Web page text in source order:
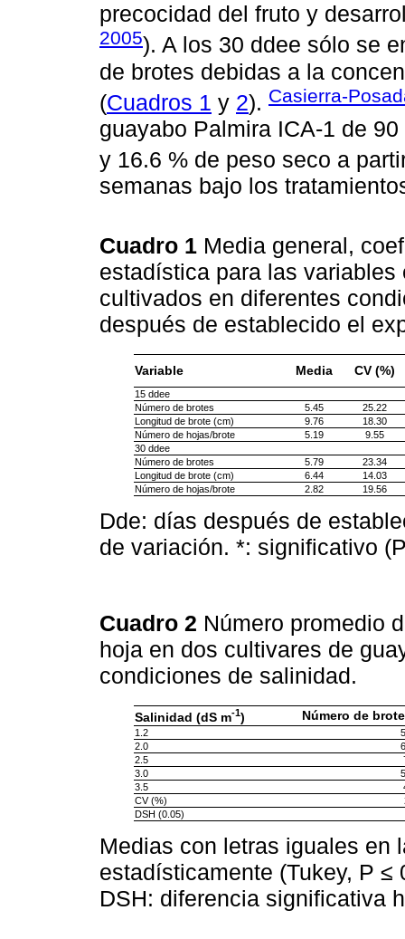
precocidad del fruto y
2005). A los 30 ddee sólo se
de brotes debidas a la
(Cuadros 1 y 2). Casierra-
guayabo Palmira ICA-1 de
y 16.6 % de peso seco a
semanas bajo los
Cuadro 1 Media general,
estadística para las
cultivados en diferentes
después de establecido el
Variable Media CV (%)
15 ddee
Número de brotes
5.45
25.22
Longitud de brote (cm)
9.76
18.30
Número de hojas/brote
5.19
9.55
30 ddee
Número de brotes
5.79
23.34
Longitud de brote (cm)
6.44
14.03
Número de hojas/brote
2.82 19.56
Dde: días después de
de variación. *: significativo
Cuadro 2 Número promedio
hoja en dos cultivares de
condiciones de salinidad.
Salinidad (dS m-1) Número de
1.2
2.0
2.5
3.0
3.5
CV (%)
DSH (0.05)
Medias con letras iguales en
estadísticamente (Tukey, P
DSH: diferencia significativa